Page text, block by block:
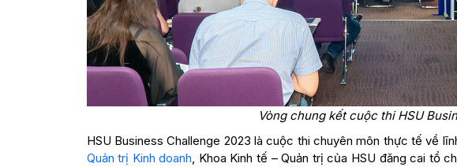
Vòng chung kết cuộc thi HSU
HSU Business Challenge 2023 là cuộc thi chuyên môn thực tế về
Quản trị Kinh doanh, Khoa Kinh tế – Quản trị của HSU đăng cai tổ